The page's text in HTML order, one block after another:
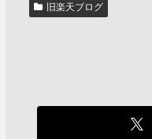
旧楽天ブログ